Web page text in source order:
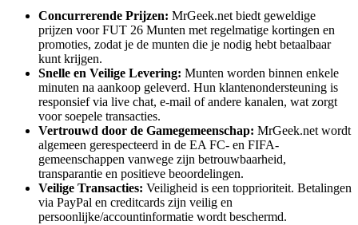
Concurrerende Prijzen: MrGeek.net biedt geweldige
prijzen voor FUT 26 Munten met regelmatige kortingen en
promoties, zodat je de munten die je nodig hebt betaalbaar
kunt krijgen.
Snelle en Veilige Levering: Munten worden binnen enkele
minuten na aankoop geleverd. Hun klantenondersteuning is
responsief via live chat, e-mail of andere kanalen, wat zorgt
voor soepele transacties.
Vertrouwd door de Gamegemeenschap: MrGeek.net wordt
algemeen gerespecteerd in de EA FC- en FIFA-
gemeenschappen vanwege zijn betrouwbaarheid,
transparantie en positieve beoordelingen.
Veilige Transacties: Veiligheid is een topprioriteit. Betalingen
via PayPal en creditcards zijn veilig en
persoonlijke/accountinformatie wordt beschermd.